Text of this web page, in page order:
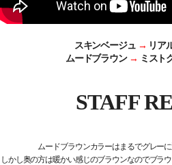
スキンベージュ → リア
ムードブラウン→ ミスト
STAFF
ムードブラウンカラーはまるでグレー
しかし奥の方は暖かい感じのブラウンなのでブラ